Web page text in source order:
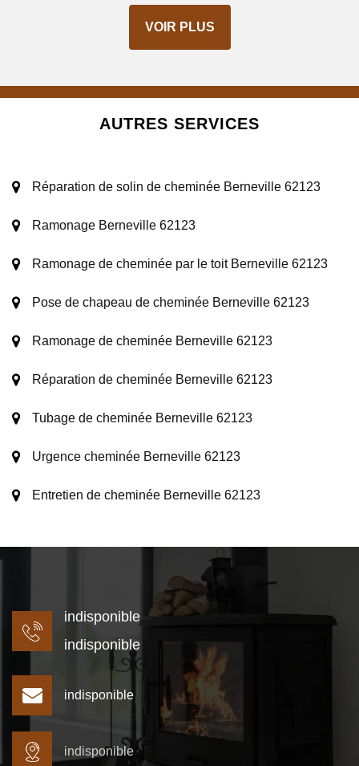
VOIR PLUS
AUTRES SERVICES
Réparation de solin de cheminée Berneville 62123
Ramonage Berneville 62123
Ramonage de cheminée par le toit Berneville 62123
Pose de chapeau de cheminée Berneville 62123
Ramonage de cheminée Berneville 62123
Réparation de cheminée Berneville 62123
Tubage de cheminée Berneville 62123
Urgence cheminée Berneville 62123
Entretien de cheminée Berneville 62123
indisponible
indisponible
indisponible
indisponible